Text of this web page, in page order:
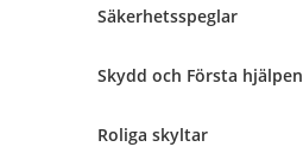
Säkerhetsspeglar
Skydd och Första hjälpen
Roliga skyltar